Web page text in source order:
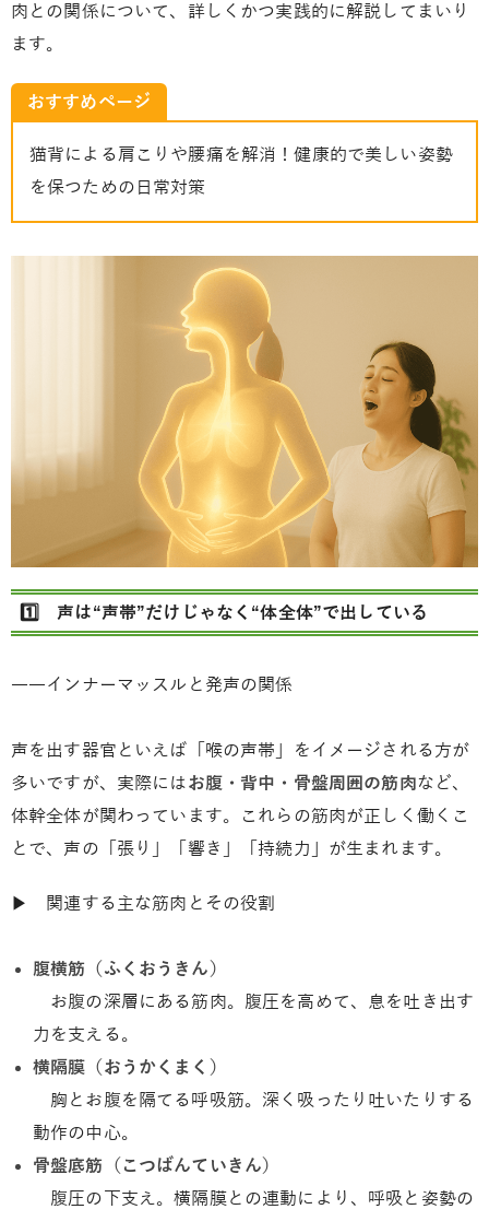
肉との関係について、詳しくかつ実践的に解説してまいり
ます。
おすすめページ
猫背による肩こりや腰痛を解消！健康的で美しい姿勢
を保つための日常対策
1️⃣ 声は“声帯”だけじゃなく“体全体”で出している
――インナーマッスルと発声の関係
声を出す器官といえば「喉の声帯」をイメージされる方が
多いですが、実際にはお腹・背中・骨盤周囲の筋肉など、
体幹全体が関わっています。これらの筋肉が正しく働くこ
とで、声の「張り」「響き」「持続力」が生まれます。
▶ 関連する主な筋肉とその役割
腹横筋（ふくおうきん）
お腹の深層にある筋肉。腹圧を高めて、息を吐き出す
力を支える。
横隔膜（おうかくまく）
胸とお腹を隔てる呼吸筋。深く吸ったり吐いたりする
動作の中心。
骨盤底筋（こつばんていきん）
腹圧の下支え。横隔膜との連動により、呼吸と姿勢の